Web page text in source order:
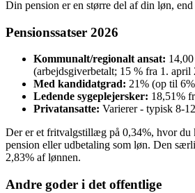
Din pension er en større del af din løn,
Pensionssatser 2026
Kommunalt/regionalt ansat:
(arbejdsgiverbetalt; 15 % fra 1. april
Med kandidatgrad: 21% (op til
Ledende sygeplejersker: 18,51%
Privatansatte: Varierer - typisk 8-
Der er et fritvalgstillæg på 0,34%, hvor du
pension eller udbetaling som løn. Den
2,83% af lønnen.
Andre goder i det offentlige